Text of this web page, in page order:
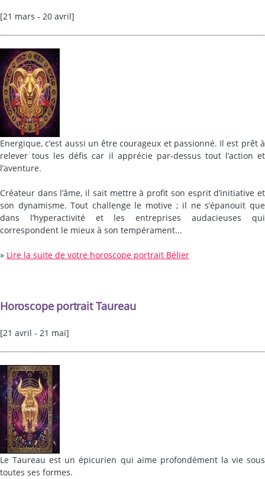
[21 mars - 20 avril]
Energique, c’est aussi un être courageux et passionné. Il est prêt à
relever tous les défis car il apprécie par-dessus tout l’action et
l’aventure.
Créateur dans l’âme, il sait mettre à profit son esprit d’initiative et
son dynamisme. Tout challenge le motive ; il ne s’épanouit que
dans l’hyperactivité et les entreprises audacieuses qui
correspondent le mieux à son tempérament...
» Lire la suite de votre horoscope portrait Bélier
Horoscope portrait Taureau
[21 avril - 21 mai]
Le Taureau est un épicurien qui aime profondément la vie sous
toutes ses formes.